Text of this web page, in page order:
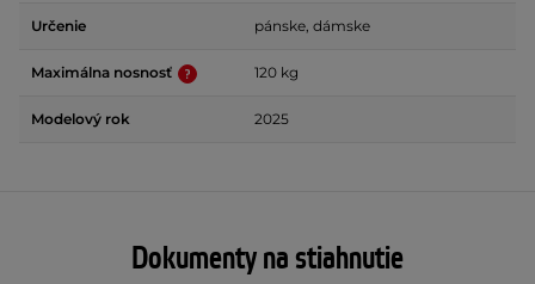
Určenie pánske, dámske
Maximálna nosnosť 120 kg
Modelový rok 2025
Dokumenty na stiahnutie